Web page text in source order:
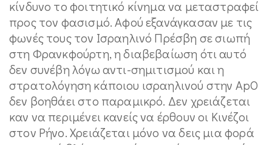
κίνδυνο το φοιτητικό κίνημα να μεταστραφεί
προς τον φασισμό. Αφού εξανάγκασαν με τις
φωνές τους τον Ισραηλινό Πρέσβη σε σιωπή
στη Φρανκφούρτη, η διαβεβαίωση ότι αυτό
δεν συνέβη λόγω αντι-σημιτισμού και η
στρατολόγηση κάποιου ισραηλινού στην ApO
δεν βοηθάει στο παραμικρό. Δεν χρειάζεται
καν να περιμένει κανείς να έρθουν οι Κινέζοι
στον Ρήνο. Χρειάζεται μόνο να δεις μια φορά